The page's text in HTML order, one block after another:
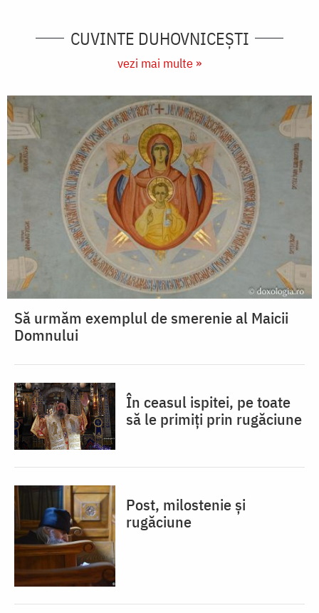
CUVINTE DUHOVNICEȘTI
vezi mai multe »
Să urmăm exemplul de smerenie al Maicii
Domnului
În ceasul ispitei, pe toate
să le primiți prin rugăciune
Post, milostenie și
rugăciune